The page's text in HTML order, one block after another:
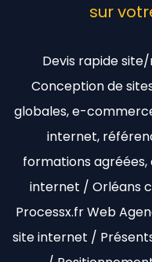
sur
Devis rapide
Conception de
globales, e-
internet,
formations agréées,
internet / Orléans
Processx.fr Web
site internet /